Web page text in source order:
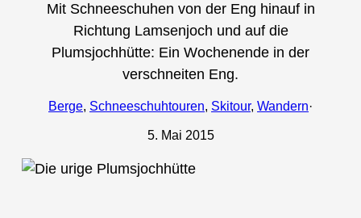
Mit Schneeschuhen von der Eng hinauf in
Richtung Lamsenjoch und auf die
Plumsjochhütte: Ein Wochenende in der
verschneiten Eng.
Berge, Schneeschuhtouren, Skitour, Wandern·
5. Mai 2015